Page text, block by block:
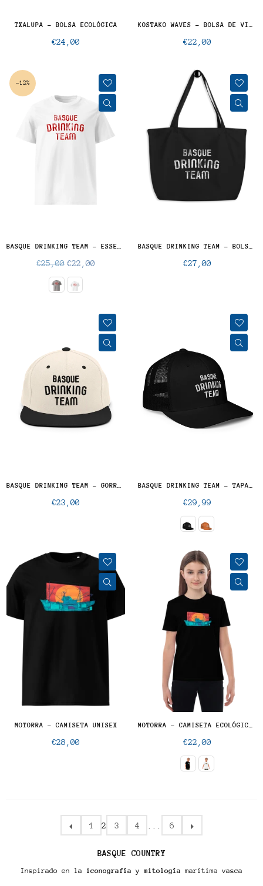
TXALUPA - BOLSA ECOLÓGICA
Precio
€24,00
KOSTAKO WAVES - BOLSA DE VIAJE ECOLÓGICA
Precio
€22,00
-12%
BASQUE DRINKING TEAM - ESSENCIAL
Precio
€25,00 €22,00
BASQUE DRINKING TEAM - BOLSA ECOLÓGICA GRANDE
Precio
€27,00
BASQUE DRINKING TEAM - GORRA SNAPBACK
Precio
€23,00
BASQUE DRINKING TEAM - TAPA CERRADA
Precio
€29,99
MOTORRA - CAMISETA UNISEX
Precio
€28,00
MOTORRA - CAMISETA ECOLÓGICA PARA NIÑOS
Precio
€22,00
1 2 3 4 ... 6
BASQUE COUNTRY
Inspirado en la iconografía y mitología marítima vasca